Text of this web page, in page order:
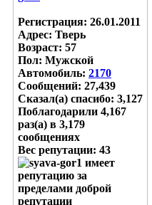
Регистрация: 26.01.2011
Адрес: Тверь
Возраст: 57
Пол: Мужской
Автомобиль: 2170
Сообщений: 27,439
Сказал(а) спасибо: 3,127
Поблагодарили 4,167
раз(а) в 3,179
сообщениях
Вес репутации: 43